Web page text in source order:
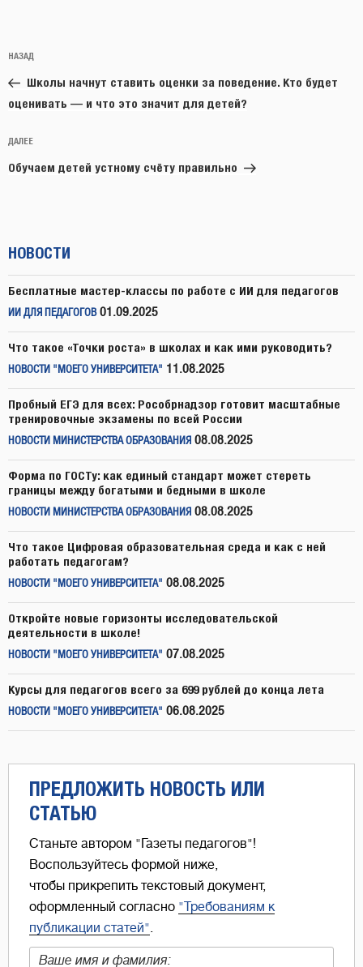
по
записям
Предыдущая
запись:
НАЗАД
Школы начнут ставить оценки за поведение. Кто будет
оценивать — и что это значит для детей?
Следующая
запись
ДАЛЕЕ
Обучаем детей устному счёту правильно
НОВОСТИ
Бесплатные мастер-классы по работе с ИИ для педагогов
ИИ ДЛЯ ПЕДАГОГОВ 01.09.2025
Что такое «Точки роста» в школах и как ими руководить?
НОВОСТИ "МОЕГО УНИВЕРСИТЕТА" 11.08.2025
Пробный ЕГЭ для всех: Рособрнадзор готовит масштабные
тренировочные экзамены по всей России
НОВОСТИ МИНИСТЕРСТВА ОБРАЗОВАНИЯ 08.08.2025
Форма по ГОСТу: как единый стандарт может стереть
границы между богатыми и бедными в школе
НОВОСТИ МИНИСТЕРСТВА ОБРАЗОВАНИЯ 08.08.2025
Что такое Цифровая образовательная среда и как с ней
работать педагогам?
НОВОСТИ "МОЕГО УНИВЕРСИТЕТА" 08.08.2025
Откройте новые горизонты исследовательской
деятельности в школе!
НОВОСТИ "МОЕГО УНИВЕРСИТЕТА" 07.08.2025
Курсы для педагогов всего за 699 рублей до конца лета
НОВОСТИ "МОЕГО УНИВЕРСИТЕТА" 06.08.2025
ПРЕДЛОЖИТЬ НОВОСТЬ ИЛИ
СТАТЬЮ
Станьте автором "Газеты педагогов"!
Воспользуйтесь формой ниже,
чтобы прикрепить текстовый документ,
оформленный согласно "Требованиям к
публикации статей".